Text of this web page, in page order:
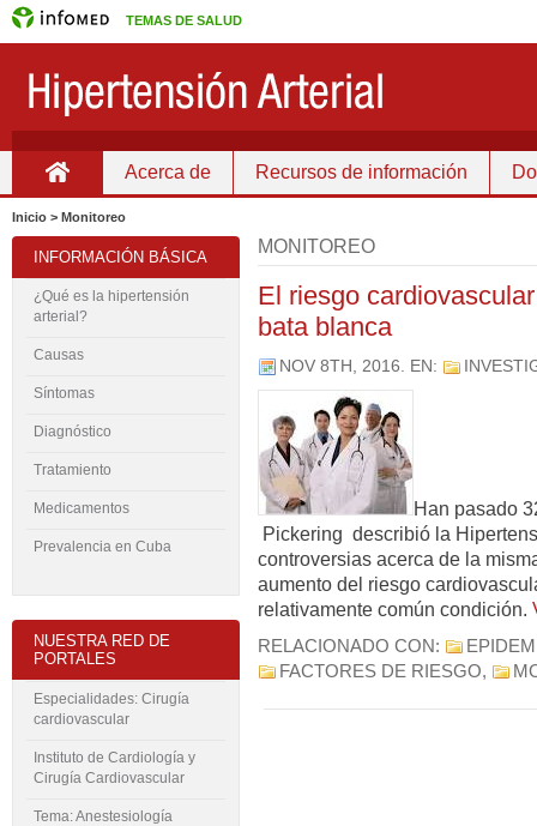
TEMAS DE SALUD
Acerca de Recursos de información
Inicio > Monitoreo
MONITOREO
El riesgo
bata blanca
NOV 8TH, 2016. EN:
Han pasado
Pickering describió la
controversias acerca de la
aumento del riesgo
relativamente común condición.
RELACIONADO CON:
FACTORES DE RIESGO,
INFORMACIÓN BÁSICA
¿Qué es la hipertensión
arterial?
Causas
Síntomas
Diagnóstico
Tratamiento
Medicamentos
Prevalencia en Cuba
NUESTRA RED DE
PORTALES
Especialidades: Cirugía
cardiovascular
Instituto de Cardiología y
Cirugía Cardiovascular
Tema: Anestesiología